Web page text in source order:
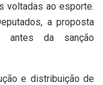
voltadas ao esporte.
a proposta
antes da sanção
e distribuição de